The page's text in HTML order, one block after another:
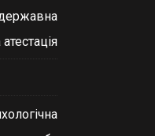
державна